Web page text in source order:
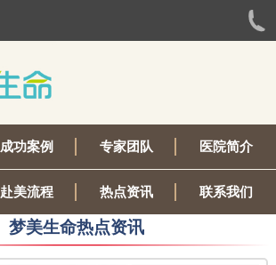
成功案例 专家团队 医院简介
赴美流程 热点资讯 联系我们
梦美生命热点资讯